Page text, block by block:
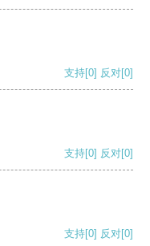
支持[0] 反对[0]
支持[0] 反对[0]
支持[0] 反对[0]